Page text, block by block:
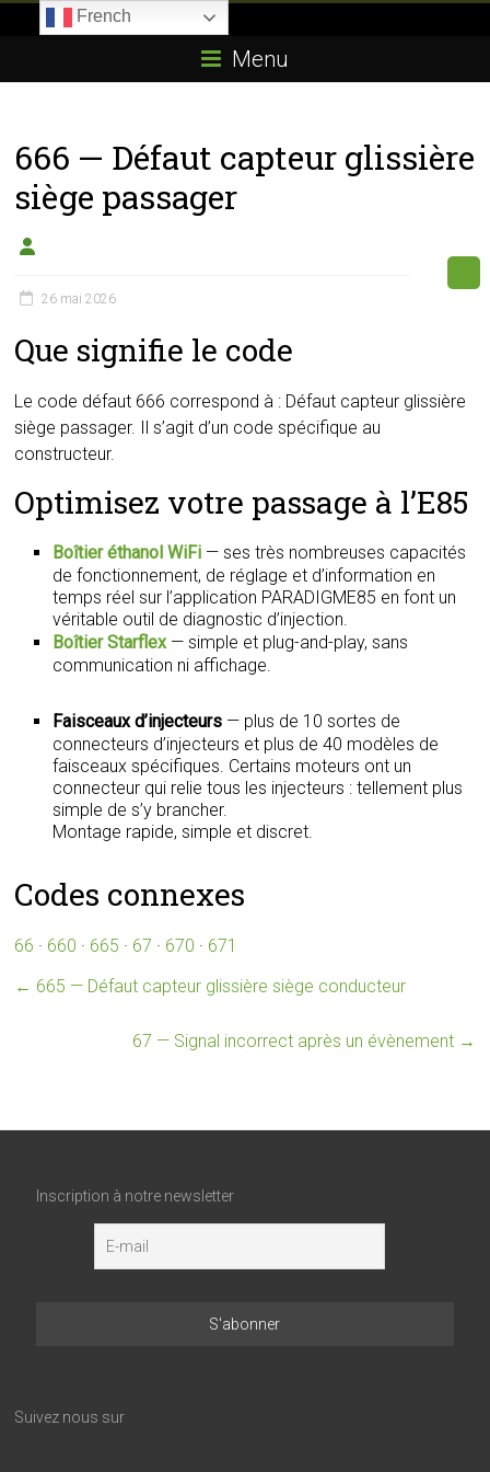
E85.com
passion
boîtier
éthanol
Menu
666 — Défaut capteur glissière
siège passager
26 mai 2026
Que signifie le code
Le code défaut 666 correspond à : Défaut capteur glissière
siège passager. Il s’agit d’un code spécifique au
constructeur.
Optimisez votre passage à l’E85
Boîtier éthanol WiFi — ses très nombreuses capacités
de fonctionnement, de réglage et d’information en
temps réel sur l’application PARADIGME85 en font un
véritable outil de diagnostic d’injection.
Boîtier Starflex— simple et plug-and-play, sans
communication ni affichage.
Faisceaux d’injecteurs — plus de 10 sortes de
connecteurs d’injecteurs et plus de 40 modèles de
faisceaux spécifiques. Certains moteurs ont un
connecteur qui relie tous les injecteurs : tellement plus
simple de s’y brancher.
Montage rapide, simple et discret.
Codes connexes
66 · 660 · 665 · 67 · 670 · 671
← 665 — Défaut capteur glissière siège conducteur
67 — Signal incorrect après un évènement →
Inscription à notre newsletter
Suivez nous sur
French